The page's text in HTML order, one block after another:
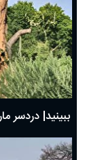
ببینید| دردسر